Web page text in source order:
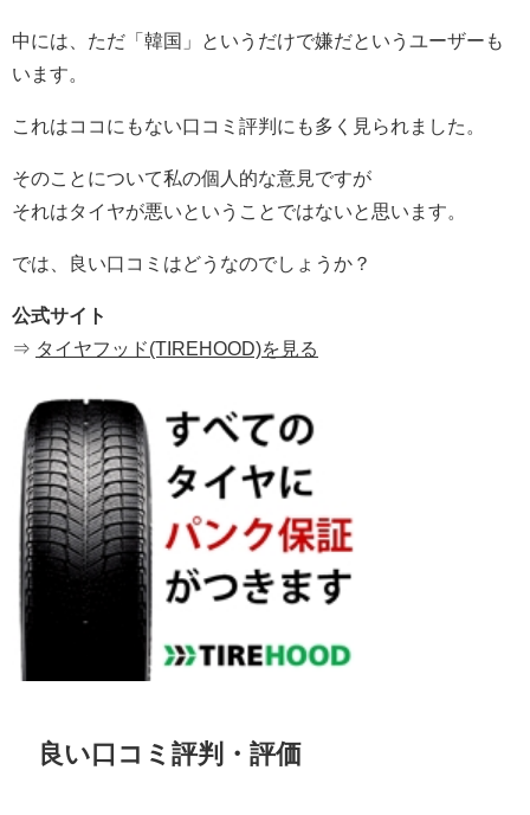
中には、ただ「韓国」というだけで嫌だというユーザーも
います。
これはココにもない口コミ評判にも多く見られました。
そのことについて私の個人的な意見ですが
それはタイヤが悪いということではないと思います。
では、良い口コミはどうなのでしょうか？
公式サイト
⇒ タイヤフッド(TIREHOOD)を見る
良い口コミ評判・評価